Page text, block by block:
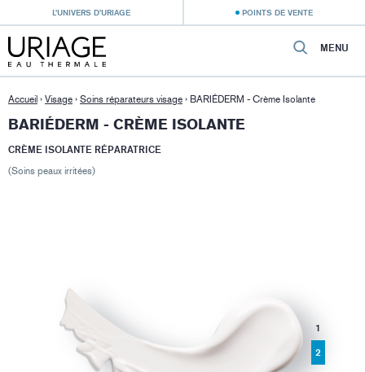
L’UNIVERS D’URIAGE POINTS DE VENTE
MENU
Accueil › Visage › Soins réparateurs visage › BARIÉDERM - Crème Isolante
BARIÉDERM - CRÈME ISOLANTE
CRÈME ISOLANTE RÉPARATRICE
(Soins peaux irritées)
1
2